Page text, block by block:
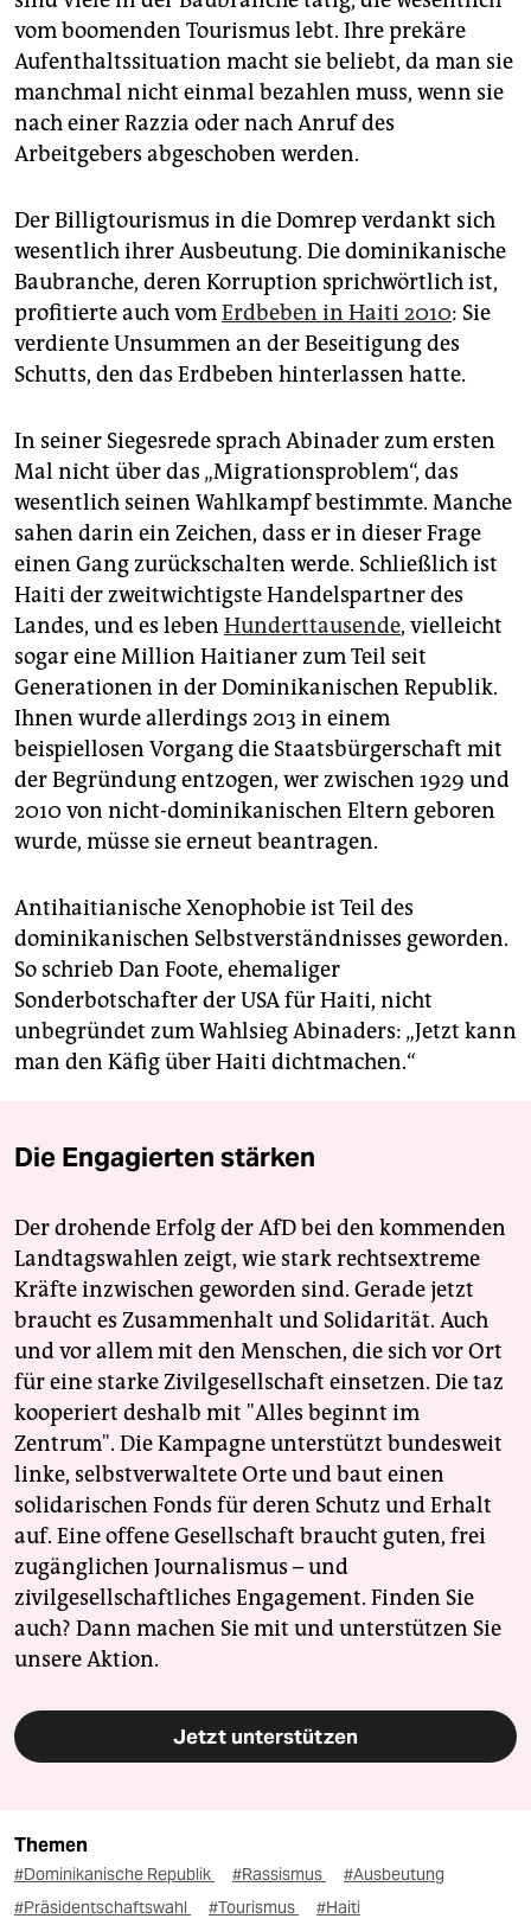
vom boomenden Tourismus lebt. Ihre prekäre
Aufenthaltssituation macht sie beliebt, da man sie
manchmal nicht einmal bezahlen muss, wenn sie
nach einer Razzia oder nach Anruf des
Arbeitgebers abgeschoben werden.
Der Billigtourismus in die Domrep verdankt sich
wesentlich ihrer Ausbeutung. Die dominikanische
Baubranche, deren Korruption sprichwörtlich ist,
profitierte auch vomErdbeben in Haiti 2010: Sie
verdiente Unsummen an der Beseitigung des
Schutts, den das Erdbeben hinterlassen hatte.
In seiner Siegesrede sprach Abinader zum ersten
Mal nicht über das „Migrationsproblem“, das
wesentlich seinen Wahlkampf bestimmte. Manche
sahen darin ein Zeichen, dass er in dieser Frage
einen Gang zurückschalten werde. Schließlich ist
Haiti der zweitwichtigste Handelspartner des
Landes, und es leben Hunderttausende, vielleicht
sogar eine Million Haitianer zum Teil seit
Generationen in der Dominikanischen Republik.
Ihnen wurde allerdings 2013 in einem
beispiellosen Vorgang die Staatsbürgerschaft mit
der Begründung entzogen, wer zwischen 1929 und
2010 von nicht-dominikanischen Eltern geboren
wurde, müsse sie erneut beantragen.
Antihaitianische Xenophobie ist Teil des
dominikanischen Selbstverständnisses geworden.
So schrieb Dan Foote, ehemaliger
Sonderbotschafter der USA für Haiti, nicht
unbegründet zum Wahlsieg Abinaders: „Jetzt kann
man den Käfig über Haiti dichtmachen.“
Die Engagierten stärken
Der drohende Erfolg der AfD bei den kommenden
Landtagswahlen zeigt, wie stark rechtsextreme
Kräfte inzwischen geworden sind. Gerade jetzt
braucht es Zusammenhalt und Solidarität. Auch
und vor allem mit den Menschen, die sich vor Ort
für eine starke Zivilgesellschaft einsetzen. Die taz
kooperiert deshalb mit "Alles beginnt im
Zentrum". Die Kampagne unterstützt bundesweit
linke, selbstverwaltete Orte und baut einen
solidarischen Fonds für deren Schutz und Erhalt
auf. Eine offene Gesellschaft braucht guten, frei
zugänglichen Journalismus – und
zivilgesellschaftliches Engagement. Finden Sie
auch? Dann machen Sie mit und unterstützen Sie
unsere Aktion.
Jetzt unterstützen
Themen
#Dominikanische Republik #Rassismus
#Ausbeutung
#Präsidentschaftswahl
#Tourismus #Haiti